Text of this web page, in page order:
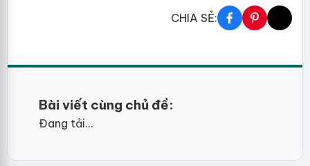
CHIA SẺ:
Bài viết cùng chủ đề:
Đang tải...